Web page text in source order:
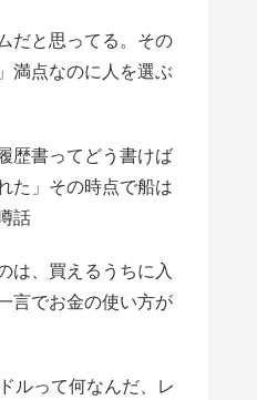
だと思ってる。その
満点なのに人を選ぶ
歴書ってどう書けば
た」その時点で船は
話
は、買えるうちに入
言でお金の使い方が
ルって何なんだ、レ